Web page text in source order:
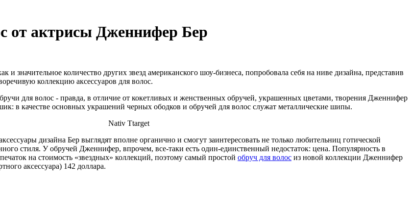
от актрисы Дженнифер Бер
и значительное количество других звезд американского шоу-бизнеса, попробовала себя на ниве дизайна, представив
коллекцию аксессуаров для волос.
для волос - правда, в отличие от кокетливых и женственных обручей, украшенных цветами, творения Дженнифер
в качестве основных украшений черных ободков и обручей для волос служат металлические шипы.
Nativ Ttarget
дизайна Бер выглядят вполне органично и смогут заинтересовать не только любительниц готической
стиля. У обручей Дженнифер, впрочем, все-таки есть один-единственный недостаток: цена. Популярность в
на стоимость «звездных» коллекций, поэтому самый простой обруч для волос из новой коллекции Дженнифер
аксессуара) 142 доллара.